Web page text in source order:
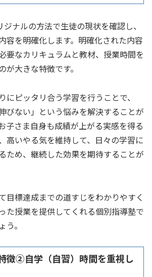
ジナルの方法で生徒の現状を確認し、
容を明確化します。明確化された内容
要なカリキュラムと教材、授業時間を
が大きな特徴です。
にピッタリ合う学習を行うことで、
びない」という悩みを解決することが
子さま自身も成績が上がる実感を得る
高いやる気を維持して、日々の学習に
ため、継続した効果を期待することが
目標達成までの道すじをわかりやすく
た授業を提供してくれる個別指導塾で
。
徴②自学（自習）時間を重視し